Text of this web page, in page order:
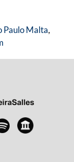
Paulo Malta,